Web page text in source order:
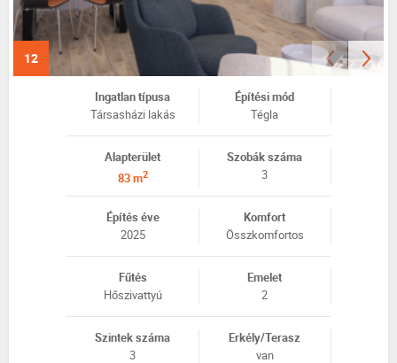
12
Ingatlan típusa
Társasházi lakás
Építési mód
Tégla
Alapterület
83 m2
Szobák száma
3
Építés éve
2025
Komfort
Összkomfortos
Fűtés
Hőszivattyú
Emelet
2
Szintek száma
3
Erkély/Terasz
van